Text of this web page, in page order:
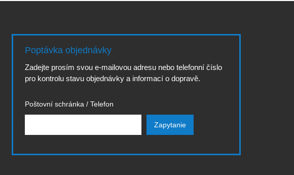
Poptávka objednávky
Zadejte prosím svou e-mailovou adresu nebo telefonní číslo
pro kontrolu stavu objednávky a informací o dopravě.
Poštovní schránka / Telefon